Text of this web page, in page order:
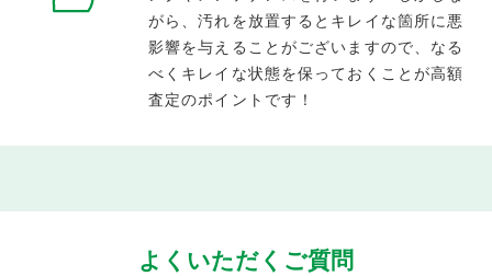
がら、汚れを放置するとキレイな箇所に悪
影響を与えることがございますので、なる
べくキレイな状態を保っておくことが高額
査定のポイントです！
よくいただくご質問